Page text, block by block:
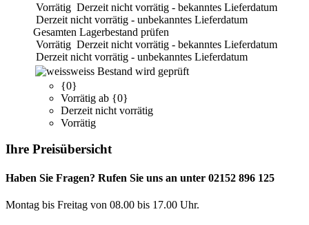
Vorrätig Derzeit nicht vorrätig - bekanntes Lieferdatum
Derzeit nicht vorrätig - unbekanntes Lieferdatum
Gesamten Lagerbestand prüfen
Vorrätig Derzeit nicht vorrätig - bekanntes Lieferdatum
Derzeit nicht vorrätig - unbekanntes Lieferdatum
weiss Bestand wird geprüft
{0}
Vorrätig ab {0}
Derzeit nicht vorrätig
Vorrätig
Ihre Preisübersicht
Haben Sie Fragen? Rufen Sie uns an unter 02152 896 125
Montag bis Freitag von 08.00 bis 17.00 Uhr.